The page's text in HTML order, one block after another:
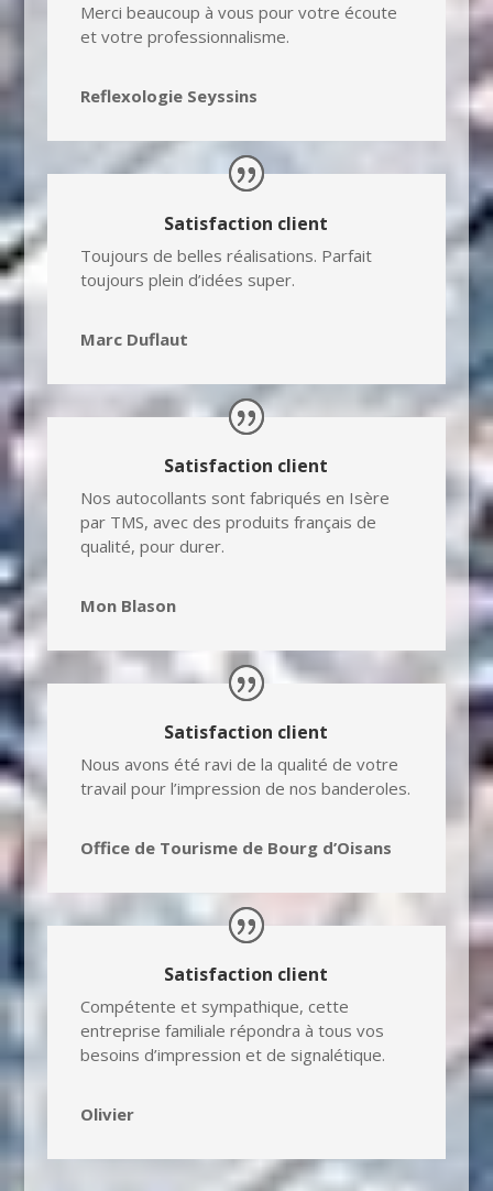
Merci beaucoup à vous pour votre écoute
et votre professionnalisme.
Reflexologie Seyssins
Satisfaction client
Toujours de belles réalisations. Parfait
toujours plein d’idées super.
Marc Duflaut
Satisfaction client
Nos autocollants sont fabriqués en Isère
par TMS, avec des produits français de
qualité, pour durer.
Mon Blason
Satisfaction client
Nous avons été ravi de la qualité de votre
travail pour l’impression de nos banderoles.
Office de Tourisme de Bourg d’Oisans
Satisfaction client
Compétente et sympathique, cette
entreprise familiale répondra à tous vos
besoins d’impression et de signalétique.
Olivier